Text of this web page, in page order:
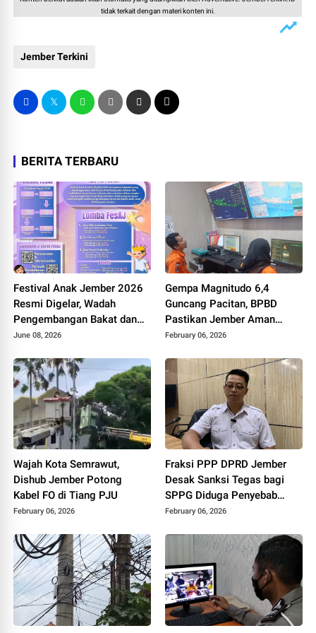
tidak terkait dengan materi konten ini.
Jember Terkini
BERITA TERBARU
Festival Anak Jember 2026
Resmi Digelar, Wadah
Pengembangan Bakat dan
Kreativitas Anak
June 08, 2026
Gempa Magnitudo 6,4
Guncang Pacitan, BPBD
Pastikan Jember Aman
Tanpa Kerusakan
February 06, 2026
Wajah Kota Semrawut,
Dishub Jember Potong
Kabel FO di Tiang PJU
February 06, 2026
Fraksi PPP DPRD Jember
Desak Sanksi Tegas bagi
SPPG Diduga Penyebab
Keracunan Siswa dan Guru
February 06, 2026